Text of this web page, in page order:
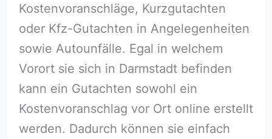
Kostenvoranschläge, Kurzgutachten
oder Kfz-Gutachten in Angelegenheiten
sowie Autounfälle. Egal in welchem
Vorort sie sich in Darmstadt befinden
kann ein Gutachten sowohl ein
Kostenvoranschlag vor Ort online erstellt
werden. Dadurch können sie einfach